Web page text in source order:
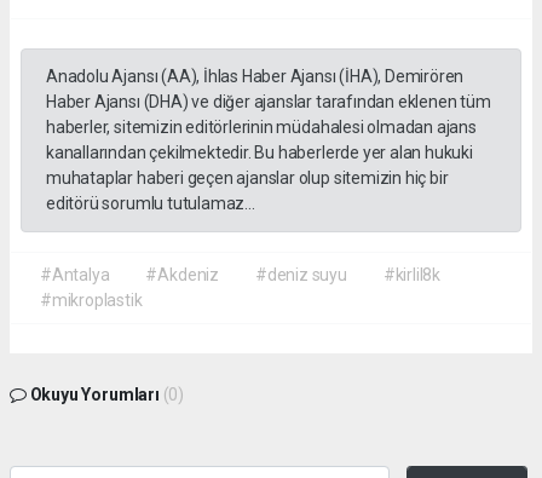
Anadolu Ajansı (AA), İhlas Haber Ajansı (İHA), Demirören
Haber Ajansı (DHA) ve diğer ajanslar tarafından eklenen tüm
haberler, sitemizin editörlerinin müdahalesi olmadan ajans
kanallarından çekilmektedir. Bu haberlerde yer alan hukuki
muhataplar haberi geçen ajanslar olup sitemizin hiç bir
editörü sorumlu tutulamaz...
#Antalya #Akdeniz #deniz suyu
#kirlil8k
#mikroplastik
Okuyu Yorumları (0)